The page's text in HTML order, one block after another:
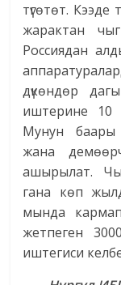
түгөтөт.
жарактан
Россиядан
дүкөндөр
иштерине 10
Мунун баары
жана
ашырылат.
гана көп
мында
жетпеген
иштегиси